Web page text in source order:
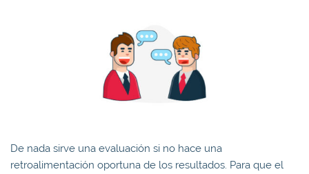
De nada sirve una evaluación si no hace una
retroalimentación oportuna de los resultados. Para que el